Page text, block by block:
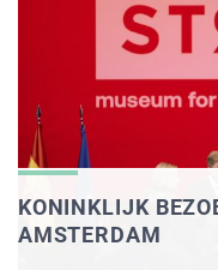
KONINKLIJK
AMSTERDAM